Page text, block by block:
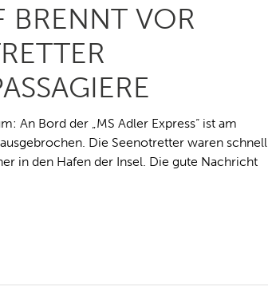
BRENNT VOR
An Bord der „MS Adler Express“ ist am
Die Seenotretter waren schnell
in den Hafen der Insel. Die gute Nachricht